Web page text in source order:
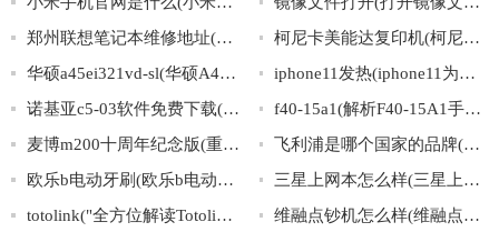
郑州联想笔记本维修地址(郑州联想笔记本维修地址查询及服务信息汇总)
柯尼卡美能达复印机(柯尼卡美能达复印机：增强效率的办公利器)
华硕a45ei321vd-sl(华硕A45EI321VD-SL：性能卓越的高性价比笔记本电脑)
iphone11发热(iphone11为何经常“发热狂”?)
诺基亚c5-03软件免费下载(诺基亚C5-03免费软件下载，种类丰富，快速安全！)
f40-15a1(解析F40-15A1手动阀的结构和工作原理)
麦博m200十周年纪念版(重返经典，麦博M200十周年纪念版掀起音乐革命！)
飞利浦是哪个国家的品牌(飞利浦品牌的国籍是？)
欧乐b电动牙刷(欧乐b电动牙刷，重塑口腔健康！)
三星上网本怎么样(三星上网本使用体验如何？)
totolink("全方位解读Totolink，一站式了解无线网络新时代")
维融点钞机怎么样(维融点钞机表现如何？)